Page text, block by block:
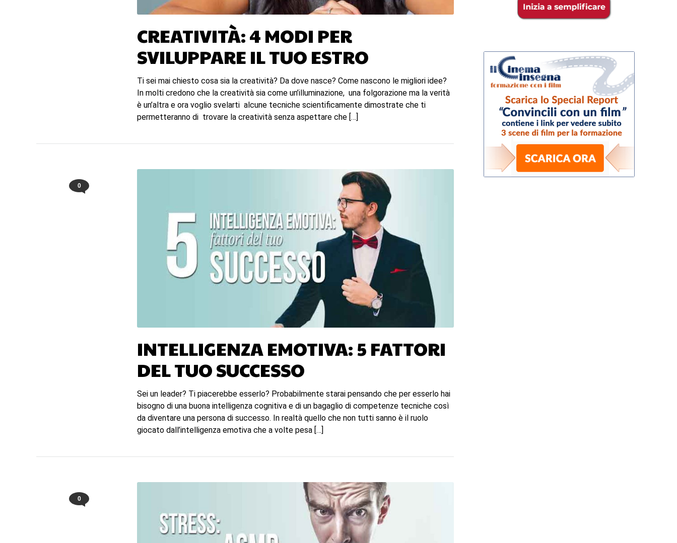
CREATIVITÀ: 4 MODI PER
SVILUPPARE IL TUO ESTRO
Ti sei mai chiesto cosa sia la creatività? Da dove nasce? Come nascono le migliori idee?
In molti credono che la creatività sia come un’illuminazione, una folgorazione ma la verità
è un’altra e ora voglio svelarti alcune tecniche scientificamente dimostrate che ti
permetteranno di trovare la creatività senza aspettare che […]
INTELLIGENZA EMOTIVA: 5 FATTORI
DEL TUO SUCCESSO
Sei un leader? Ti piacerebbe esserlo? Probabilmente starai pensando che per esserlo hai
bisogno di una buona intelligenza cognitiva e di un bagaglio di competenze tecniche così
da diventare una persona di successo. In realtà quello che non tutti sanno è il ruolo
giocato dall’intelligenza emotiva che a volte pesa […]
0
0